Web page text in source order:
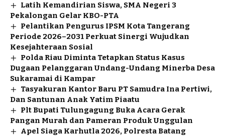
Latih Kemandirian Siswa, SMA Negeri 3
Pekalongan Gelar KBO-PTA
Pelantikan Pengurus IPSM Kota Tangerang
Periode 2026–2031 Perkuat Sinergi Wujudkan
Kesejahteraan Sosial
Polda Riau Diminta Tetapkan Status Kasus
Dugaan Pelanggaran Undang-Undang Minerba Desa
Sukaramai di Kampar
Tasyakuran Kantor Baru PT Samudra Ina Pertiwi,
Dan Santunan Anak Yatim Piaatu
Plt Bupati Tulungagung Buka Acara Gerak
Pangan Murah dan Pameran Produk Unggulan
Apel Siaga Karhutla 2026, Polresta Batang